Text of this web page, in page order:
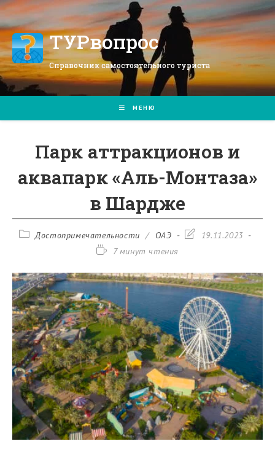
Перейти
к
содержимомуТУРвопрос
Справочник самостоятельного туриста
МЕНЮ
Парк аттракционов и
аквапарк «Аль-Монтаза»
в Шардже
РубрикаДостопримечательности / ОАЭ
Запись19.11.2023
Время7 минут чтения